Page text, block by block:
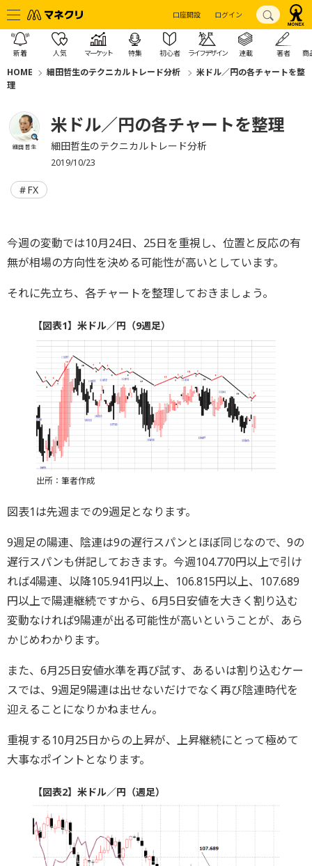
口座開設 ログイン
新着 人気 マーケット 特集 初心者 ライフデザイン 連載 著者 商
HOME 細田哲生のテクニカルトレード分析
米ドル／円の各チャートを整
理
細田 哲生
米ドル／円の各チャートを整理
細田哲生のテクニカルトレード分析
2019/10/23
FX
今週の変動では10月24日、25日を重視し、位置と反応の有
無が相場の方向性を決める可能性が高いとしています。
それに先立ち、各チャートを整理しておきましょう。
【図表1】米ドル／円（9週足）
出所：筆者作成
図表1は先週までの9週足となります。
9週足の陽連、陰連は9の遅行スパンとほぼ同じなので、9の
遅行スパンも併記しておきます。今週104.770円以上で引け
れば4陽連、以降105.941円以上、106.815円以上、107.689
円以上で陽連継続ですから、6月5日安値を大きく割り込む
変動なければ9陽連が出る可能性が高いということが、あら
かじめわかります。
また、6月25日安値水準を再び試す、あるいは割り込むケー
スでは、9週足9陽連は出せないだけでなく再び陰連時代を
迎えることになりかねません。
重視する10月25日からの上昇が、上昇継続にとって極めて
大事なポイントとなります。
【図表2】米ドル／円（週足）